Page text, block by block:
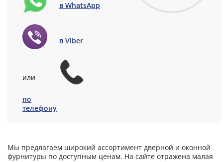
в WhatsApp
в Viber
или
по
телефону
Мы предлагаем широкий ассортимент дверной и оконной
фурнитуры по доступным ценам. На сайте отражена малая